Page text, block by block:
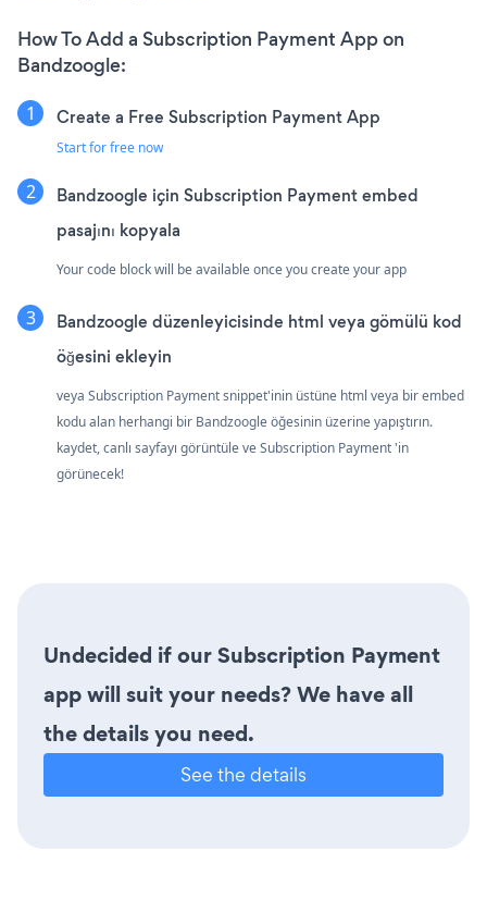
How To Add a Subscription Payment App on
Bandzoogle:
Create a Free Subscription Payment App
Start for free now
Bandzoogle için Subscription Payment embed
pasajını kopyala
Your code block will be available once you create your app
Bandzoogle düzenleyicisinde html veya gömülü kod
öğesini ekleyin
veya Subscription Payment snippet'inin üstüne html veya bir embed
kodu alan herhangi bir Bandzoogle öğesinin üzerine yapıştırın.
kaydet, canlı sayfayı görüntüle ve Subscription Payment 'in
görünecek!
Undecided if our Subscription Payment
app will suit your needs? We have all
the details you need.
See the details